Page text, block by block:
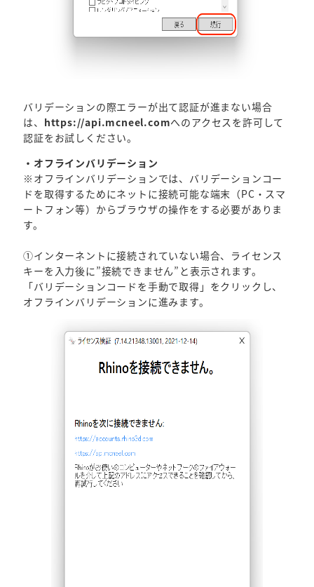
バリデーションの際エラーが出て認証が進まない場合
は、 https://api.mcneel.comへのアクセスを許可して
認証をお試しください。
・オフラインバリデーション
※オフラインバリデーションでは、バリデーションコー
ドを取得するためにネットに接続可能な端末（PC・スマ
ートフォン等）からブラウザの操作をする必要がありま
す。
①インターネントに接続されていない場合、ライセンス
キーを入力後に”接続できません”と表示されます。
「バリデーションコードを手動で取得」をクリックし、
オフラインバリデーションに進みます。